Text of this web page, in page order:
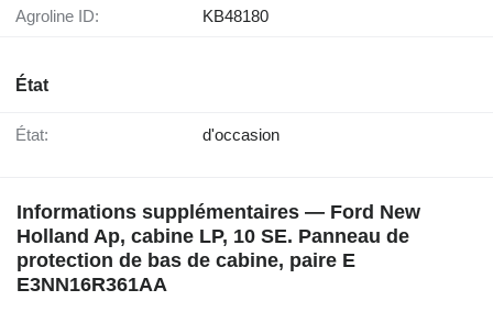
Agroline ID: KB48180
État
État: d'occasion
Informations supplémentaires — Ford New
Holland Ap, cabine LP, 10 SE. Panneau de
protection de bas de cabine, paire E
E3NN16R361AA